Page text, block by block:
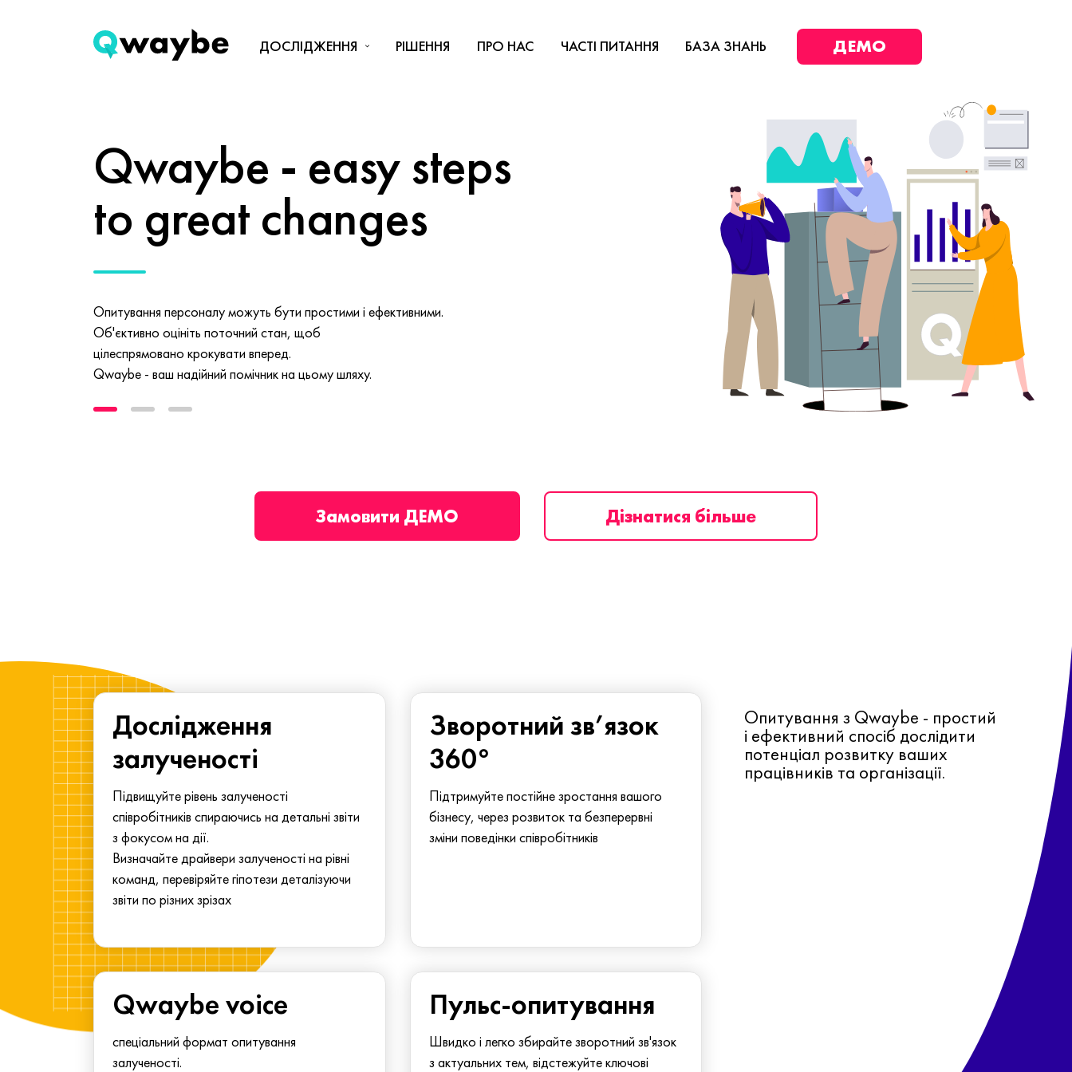
ДОСЛІДЖЕННЯ РІШЕННЯ ПРО НАС ЧАСТІ ПИТАННЯ БАЗА ЗНАНЬ ДЕМО
Qwaybe - easy steps
to great changes
Опитування персоналу можуть бути простими і ефективними.
Об'єктивно оцініть поточний стан, щоб
цілеспрямовано крокувати вперед.
Qwaybe - ваш надійний помічник на цьому шляху.
Замовити ДЕМО Дізнатися більше
Дослідження
залученості
Підвищуйте рівень залученості
співробітників спираючись на детальні звіти
з фокусом на дії.
Визначайте драйвери залученості на рівні
команд, перевіряйте гіпотези деталізуючи
звіти по різних зрізах
Зворотний зв’язок
360°
Підтримуйте постійне зростання вашого
бізнесу, через розвиток та безперервні
зміни поведінки співробітників
Опитування з Qwaybe - простий
і ефективний спосіб дослідити
потенціал розвитку ваших
працівників та організації.
Qwaybe voice
спеціальний формат опитування
залученості.
Пульс-опитування
Швидко і легко збирайте зворотний зв'язок
з актуальних тем, відстежуйте ключові